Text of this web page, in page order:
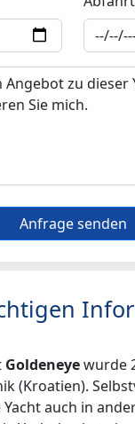
Anfrage senden
Goldeneyewurde
(Kroatien).
auch in